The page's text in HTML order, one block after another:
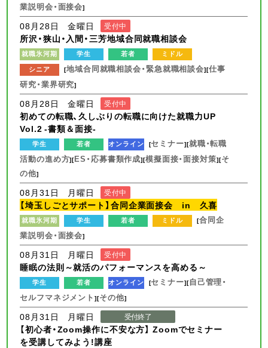
業説明会・面接会]
08月28日 金曜日 受付中
所沢・狭山・入間・三芳地域合同就職相談会
就職氷河期 学生 若者
ミドル
シニア
[地域合同就職相談会・緊急就職相談会][仕事
研究・業界研究]
08月28日 金曜日 受付中
初めての転職、久しぶりの転職に向けた就職力UP
Vol.2 -書類＆面接-
学生 若者 オンライン [セミナー][就職・転職
活動の進め方][ES・応募書類作成][模擬面接・面接対策][そ
の他]
08月31日 月曜日 受付中
【埼玉しごとサポート】合同企業面接会 in 久喜
就職氷河期 学生 若者 ミドル [合同企
業説明会・面接会]
08月31日 月曜日 受付中
睡眠の法則～就活のパフォーマンスを高める～
学生 若者 オンライン [セミナー][自己管理・
セルフマネジメント][その他]
08月31日 月曜日 受付終了
【初心者・Zoom操作に不安な方】 Zoomでセミナー
を受講してみよう!講座